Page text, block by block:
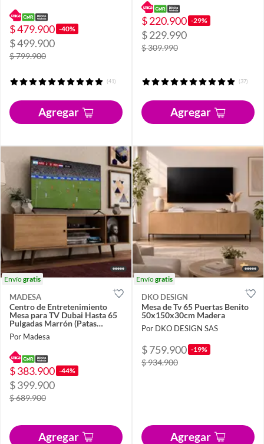
$ 479.900 -40%
$ 499.900
$ 799.900
(41)
Agregar
$ 220.900 -29%
$ 229.990
$ 309.990
(37)
Agregar
Envíogratis
MADESA
Centro de Entretenimiento
Mesa para TV Dubai Hasta 65
Pulgadas Marrón (Patas
Marrón)
Por Madesa
$ 383.900 -44%
$ 399.900
$ 689.900
Agregar
Envíogratis
DKO DESIGN
Mesa de Tv 65 Puertas Benito
50x150x30cm Madera
Por DKO DESIGN SAS
$ 759.900 -19%
$ 934.900
Agregar